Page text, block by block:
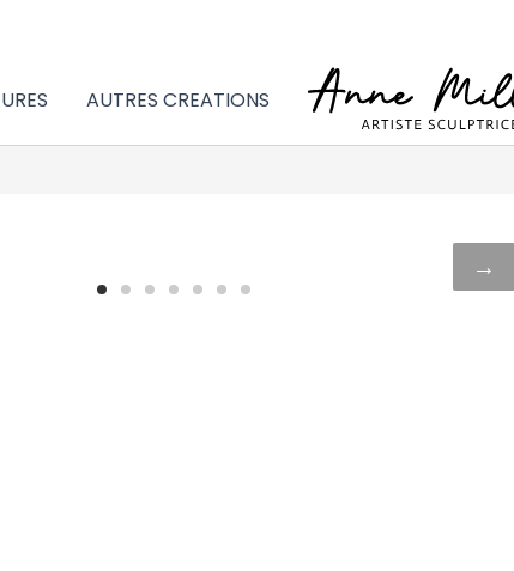
AUTRES CREATIONS
→